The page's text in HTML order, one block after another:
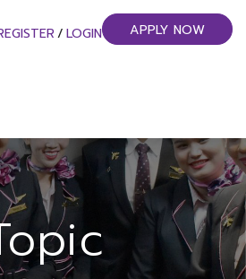
/ LOGIN APPLY NOW